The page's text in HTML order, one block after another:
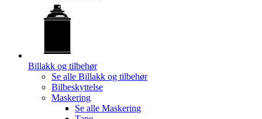
Billakk og tilbehør
Se alle Billakk og tilbehør
Bilbeskyttelse
Maskering
Se alle Maskering